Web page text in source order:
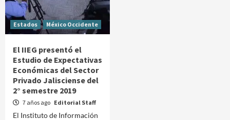
Estados México Occidente
El IIEG presentó el
Estudio de Expectativas
Económicas del Sector
Privado Jalisciense del
2° semestre 2019
7 años ago Editorial Staff
El Instituto de Información